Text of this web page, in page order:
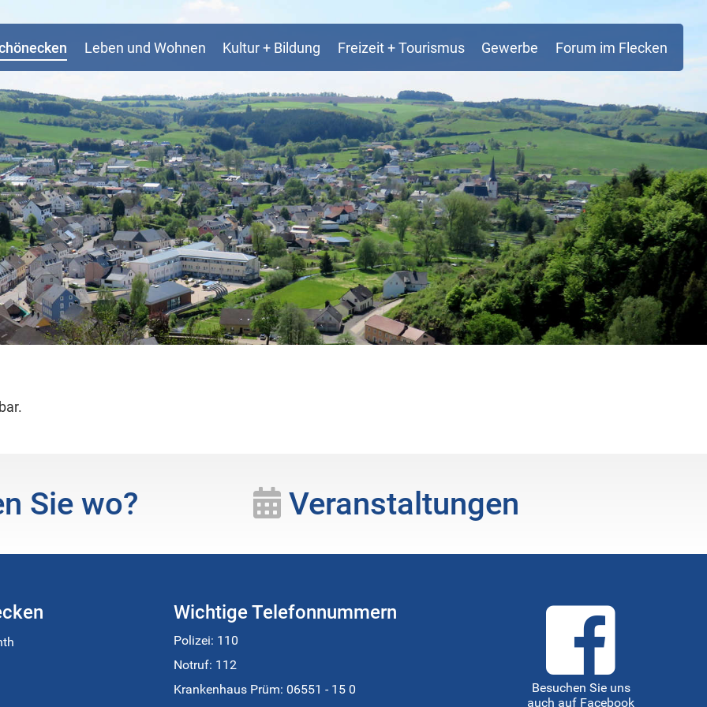
Leben und Wohnen Kultur + Bildung Freizeit + Tourismus Gewerbe Forum im Flecken
Sie wo? Veranstaltungen
Wichtige Telefonnummern
Polizei: 110
Notruf: 112
Krankenhaus Prüm: 06551 - 15 0
Besuchen Sie uns
auch auf Facebook